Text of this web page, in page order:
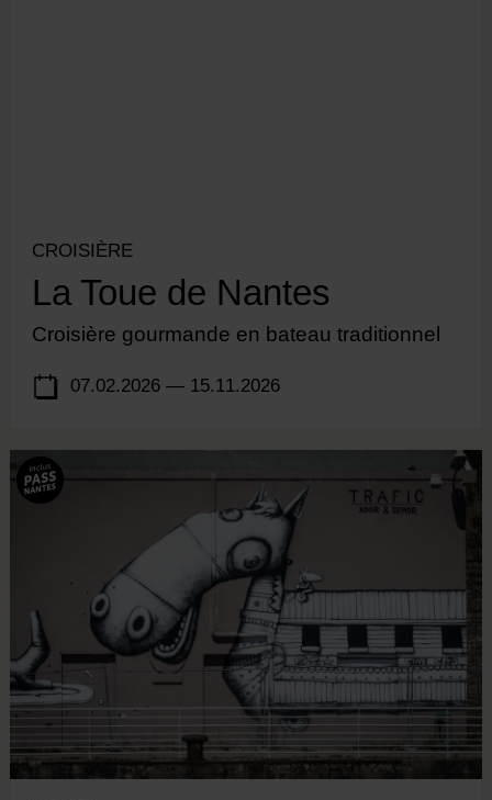
CROISIÈRE
La Toue de Nantes
Croisière gourmande en bateau traditionnel
07.02.2026 — 15.11.2026